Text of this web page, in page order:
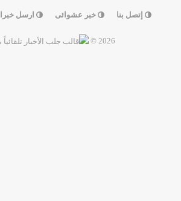
إتصل بنا خبر عشوائى ارسل خبرا
2026 ©